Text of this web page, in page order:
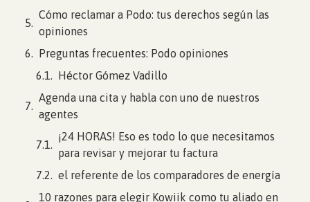
Cómo reclamar a Podo: tus derechos según las
opiniones
Preguntas frecuentes: Podo opiniones
Héctor Gómez Vadillo
Agenda una cita y habla con uno de nuestros
agentes
¡24 HORAS! Eso es todo lo que necesitamos
para revisar y mejorar tu factura
el referente de los comparadores de energía
10 razones para elegir Kowiik como tu aliado en